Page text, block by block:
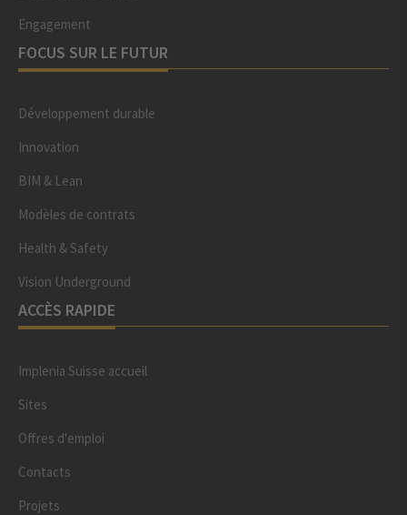
Engagement
FOCUS SUR LE FUTUR
Développement durable
Innovation
BIM & Lean
Modèles de contrats
Health & Safety
Vision Underground
ACCÈS RAPIDE
Implenia Suisse accueil
Sites
Offres d'emploi
Contacts
Projets